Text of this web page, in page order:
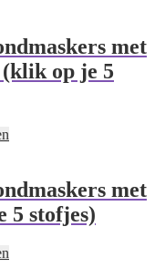
met
op je 5
meerdere
variaties.
Deze
gekozen
met
5 stofjes)